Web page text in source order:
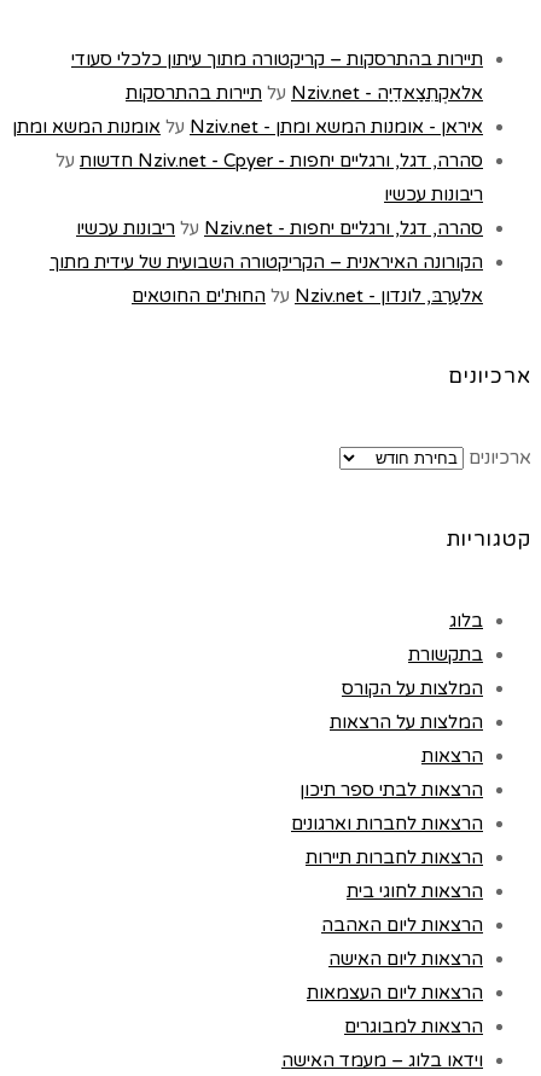
תיירות בהתרסקות – קריקטורה מתוך עיתון כלכלי סעודי
אלאקְתִצַאדִיַה - Nziv.net
על תיירות בהתרסקות
איראן - אומנות המשא ומתן - Nziv.net
על אומנות המשא ומתן
סהרה, דגל, ורגליים יחפות - Nziv.net - Cpyer חדשות
על
ריבונות עכשיו
סהרה, דגל, ורגליים יחפות - Nziv.net
על ריבונות עכשיו
הקורונה האיראנית – הקריקטורה השבועית של עידית מתוך
אלעַרַבּ, לונדון - Nziv.net
על החוּת'ים החוטאים
ארכיונים
ארכיונים
קטגוריות
בלוג
בתקשורת
המלצות על הקורס
המלצות על הרצאות
הרצאות
הרצאות לבתי ספר תיכון
הרצאות לחברות וארגונים
הרצאות לחברות תיירות
הרצאות לחוגי בית
הרצאות ליום האהבה
הרצאות ליום האישה
הרצאות ליום העצמאות
הרצאות למבוגרים
וידאו בלוג – מעמד האישה